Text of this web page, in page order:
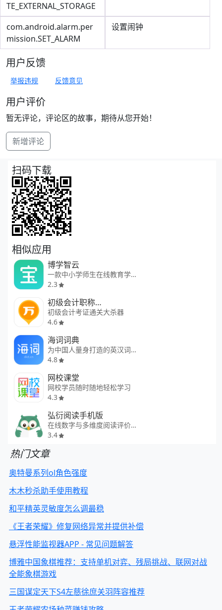
TE_EXTERNAL_STORAGE
com.android.alarm.per
mission.SET_ALARM
设置闹钟
用户反馈
举报违规 反馈意见
用户评价
暂无评论，评论区的故事，期待从您开始！
新增评论
扫码下载
相似应用
博学智云
一款中小学师生在线教育学习软件
2.3
初级会计职称万题库
初级会计考证通关大杀器
4.6
海词词典
为中国人量身打造的英汉词典
4.8
网校课堂
网校学员随时随地轻松学习
4.3
弘衍阅读手机版
在线数字与多维度阅读评价平台
3.4
热门文章
奥特曼系列ol角色强度
木木秒杀助手使用教程
和平精英灵敏度怎么调最稳
《王者荣耀》修复网络异常并提供补偿
悬浮性能监视器APP - 常见问题解答
博雅中国象棋推荐：支持单机对弈、残局挑战、联网对战
全能象棋游戏
三国谋定天下S4左慈徐庶关羽阵容推荐